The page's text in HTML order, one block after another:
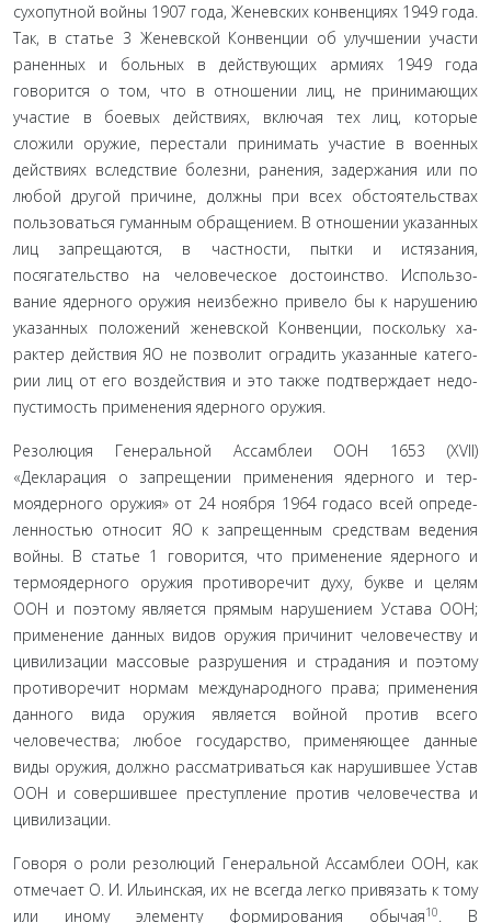
сухопутной войны 1907 года, Женевских конвенциях 1949 года.
Так, в статье 3 Женевской Конвенции об улучшении участи
раненных и больных в действующих армиях 1949 года
говорится о том, что в отношении лиц, не принимающих
участие в боевых действиях, включая тех лиц, которые
сложили оружие, перестали принимать участие в военных
действиях вследствие болезни, ранения, задержания или по
любой другой причине, должны при всех обстоятель­ствах
пользоваться гуманным обращением. В отношении указанных
лиц запрещаются, в частности, пытки и истяза­ния,
посягательство на человеческое достоинство. Использо­
вание ядерного оружия неизбежно привело бы к нарушению
указанных положений женевской Конвенции, поскольку ха­
рактер действия ЯО не позволит оградить указанные катего­
рии лиц от его воздействия и это также подтверждает недо­
пустимость применения ядерного оружия.
Резолюция Генеральной Ассамблеи ООН 1653 (XVII)
«Декларация о запрещении применения ядерного и тер­
моядерного оружия» от 24 ноября 1964 годасо всей опреде­
ленностью относит ЯО к запрещенным средствам ведения
войны. В статье 1 говорится, что применение ядерного и
термоядерного оружия противоречит духу, букве и целям
ООН и поэтому является прямым нарушением Устава ООН;
применение данных видов оружия причинит челове­честву и
цивилизации массовые разрушения и страдания и поэтому
противоречит нормам международного права; применения
данного вида оружия является войной про­тив всего
человечества; любое государство, применяющее данные
виды оружия, должно рассматриваться как нару­шившее Устав
ООН и совершившее преступление против человечества и
цивилизации.
Говоря о роли резолюций Генеральной Ассамблеи ООН, как
отмечает О. И. Ильинская, их не всегда легко привязать к тому
или иному элементу формирования обычая10. В